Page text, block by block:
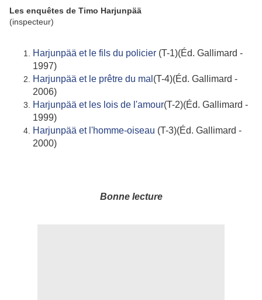
Les enquêtes de Timo Harjunpää
(inspecteur)
Harjunpää et le fils du policier (T-1)(Éd. Gallimard -
1997)
Harjunpää et le prêtre du mal (T-4)(Éd. Gallimard -
2006)
Harjunpää et les lois de l'amour(T-2)(Éd. Gallimard -
1999)
Harjunpää et l'homme-oiseau (T-3)(Éd. Gallimard -
2000)
Bonne lecture